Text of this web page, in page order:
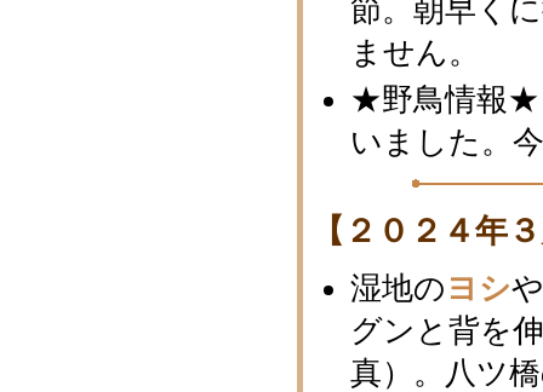
節。朝早く
ません。
★野鳥情報★
いました。
【２０２４年
湿地の ヨシ
グンと背を
真）。八ツ